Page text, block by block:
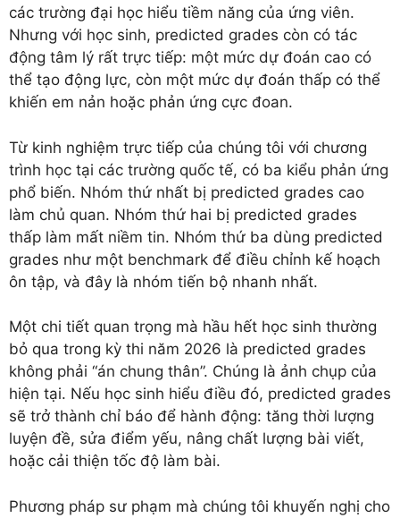
các trường đại học hiểu tiềm năng của ứng viên.
Nhưng với học sinh, predicted grades còn có tác
động tâm lý rất trực tiếp: một mức dự đoán cao có
thể tạo động lực, còn một mức dự đoán thấp có thể
khiến em nản hoặc phản ứng cực đoan.
Từ kinh nghiệm trực tiếp của chúng tôi với chương
trình học tại các trường quốc tế, có ba kiểu phản ứng
phổ biến. Nhóm thứ nhất bị predicted grades cao
làm chủ quan. Nhóm thứ hai bị predicted grades
thấp làm mất niềm tin. Nhóm thứ ba dùng predicted
grades như một benchmark để điều chỉnh kế hoạch
ôn tập, và đây là nhóm tiến bộ nhanh nhất.
Một chi tiết quan trọng mà hầu hết học sinh thường
bỏ qua trong kỳ thi năm 2026 là predicted grades
không phải “án chung thân”. Chúng là ảnh chụp của
hiện tại. Nếu học sinh hiểu điều đó, predicted grades
sẽ trở thành chỉ báo để hành động: tăng thời lượng
luyện đề, sửa điểm yếu, nâng chất lượng bài viết,
hoặc cải thiện tốc độ làm bài.
Phương pháp sư phạm mà chúng tôi khuyến nghị cho